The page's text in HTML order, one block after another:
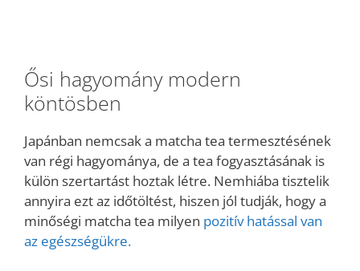
Ősi hagyomány modern
köntösben
Japánban nemcsak a matcha tea termesztésének
van régi hagyománya, de a tea fogyasztásának is
külön szertartást hoztak létre. Nemhiába tisztelik
annyira ezt az időtöltést, hiszen jól tudják, hogy a
minőségi matcha tea milyen pozitív hatással van
az egészségükre.